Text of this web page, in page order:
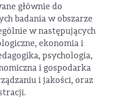
głównie do
badania w obszarze
w następujących
ekonomia i
psychologia,
i gospodarka
i jakości, oraz